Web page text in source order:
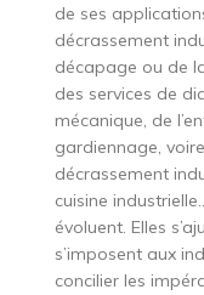
de ses
décrassement
décapage ou de
des services de
mécanique, de
gardiennage,
décrassement
cuisine
évoluent. Elles
s’imposent aux
concilier les